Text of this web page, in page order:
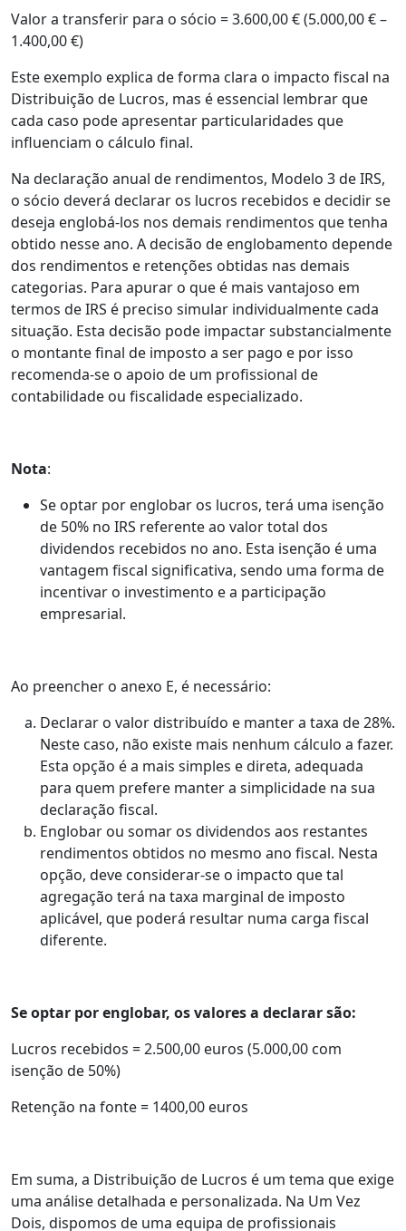
Valor a transferir para o sócio = 3.600,00 € (5.000,00 € –
1.400,00 €)
Este exemplo explica de forma clara o impacto fiscal na
Distribuição de Lucros, mas é essencial lembrar que
cada caso pode apresentar particularidades que
influenciam o cálculo final.
Na declaração anual de rendimentos, Modelo 3 de IRS,
o sócio deverá declarar os lucros recebidos e decidir se
deseja englobá-los nos demais rendimentos que tenha
obtido nesse ano. A decisão de englobamento depende
dos rendimentos e retenções obtidas nas demais
categorias. Para apurar o que é mais vantajoso em
termos de IRS é preciso simular individualmente cada
situação. Esta decisão pode impactar substancialmente
o montante final de imposto a ser pago e por isso
recomenda-se o apoio de um profissional de
contabilidade ou fiscalidade especializado.
Nota:
Se optar por englobar os lucros, terá uma isenção
de 50% no IRS referente ao valor total dos
dividendos recebidos no ano. Esta isenção é uma
vantagem fiscal significativa, sendo uma forma de
incentivar o investimento e a participação
empresarial.
Ao preencher o anexo E, é necessário:
Declarar o valor distribuído e manter a taxa de 28%.
Neste caso, não existe mais nenhum cálculo a fazer.
Esta opção é a mais simples e direta, adequada
para quem prefere manter a simplicidade na sua
declaração fiscal.
Englobar ou somar os dividendos aos restantes
rendimentos obtidos no mesmo ano fiscal. Nesta
opção, deve considerar-se o impacto que tal
agregação terá na taxa marginal de imposto
aplicável, que poderá resultar numa carga fiscal
diferente.
Se optar por englobar, os valores a declarar são:
Lucros recebidos = 2.500,00 euros (5.000,00 com
isenção de 50%)
Retenção na fonte = 1400,00 euros
Em suma, a Distribuição de Lucros é um tema que exige
uma análise detalhada e personalizada. Na Um Vez
Dois, dispomos de uma equipa de profissionais